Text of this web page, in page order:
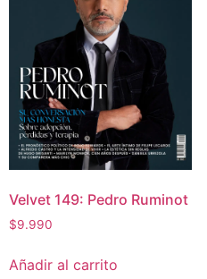
Velvet 149: Pedro Ruminot
$9.990
Añadir al carrito